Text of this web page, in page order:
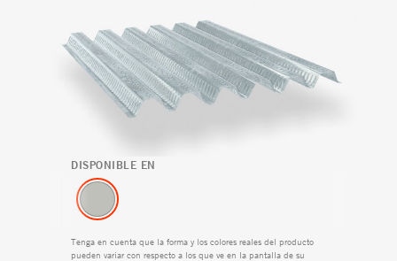
DISPONIBLE EN
Tenga en cuenta que la forma y los colores reales del producto
pueden variar con respecto a los que ve en la pantalla de su